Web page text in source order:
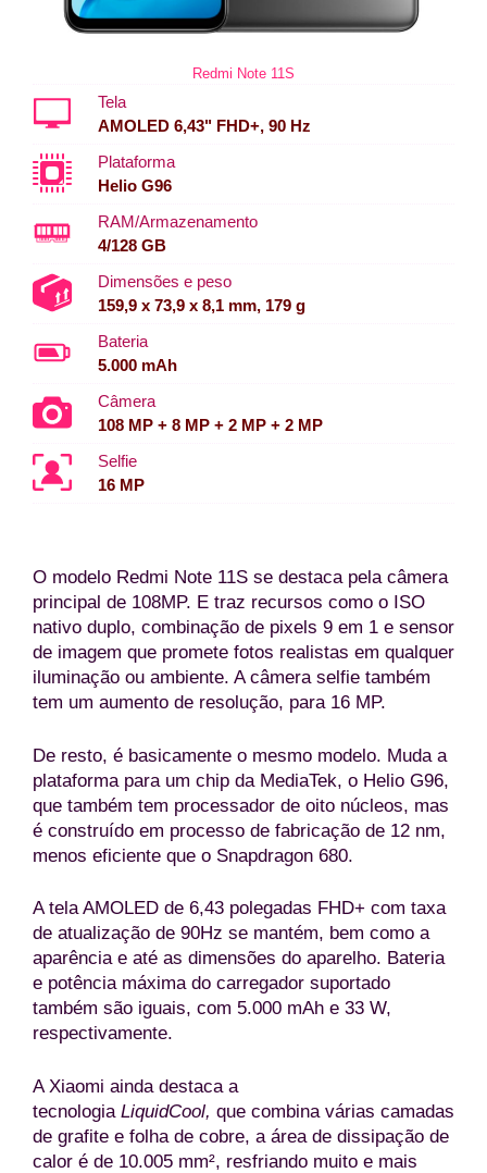
Redmi Note 11S
Tela
AMOLED 6,43" FHD+, 90 Hz
Plataforma
Helio G96
RAM/Armazenamento
4/128 GB
Dimensões e peso
159,9 x 73,9 x 8,1 mm, 179 g
Bateria
5.000 mAh
Câmera
108 MP + 8 MP + 2 MP + 2 MP
Selfie
16 MP
O modelo Redmi Note 11S se destaca pela câmera
principal de 108MP. E traz recursos como o ISO
nativo duplo, combinação de pixels 9 em 1 e sensor
de imagem que promete fotos realistas em qualquer
iluminação ou ambiente. A câmera selfie também
tem um aumento de resolução, para 16 MP.
De resto, é basicamente o mesmo modelo. Muda a
plataforma para um chip da MediaTek, o Helio G96,
que também tem processador de oito núcleos, mas
é construído em processo de fabricação de 12 nm,
menos eficiente que o Snapdragon 680.
A tela AMOLED de 6,43 polegadas FHD+ com taxa
de atualização de 90Hz se mantém, bem como a
aparência e até as dimensões do aparelho. Bateria
e potência máxima do carregador suportado
também são iguais, com 5.000 mAh e 33 W,
respectivamente.
A Xiaomi ainda destaca a
tecnologia LiquidCool, que combina várias camadas
de grafite e folha de cobre, a área de dissipação de
calor é de 10.005 mm², resfriando muito e mais